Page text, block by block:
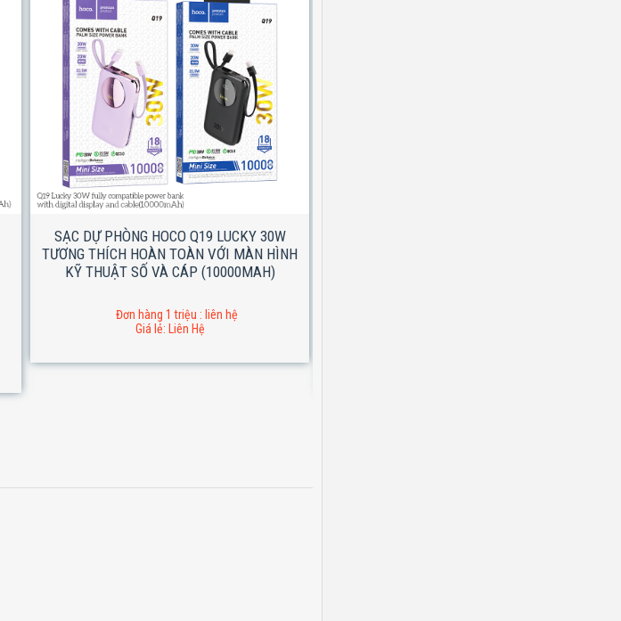
SẠC DỰ PHÒNG HOCO Q19 LUCKY 30W
TƯƠNG THÍCH HOÀN TOÀN VỚI MÀN HÌNH
KỸ THUẬT SỐ VÀ CÁP (10000MAH)
Đơn hàng 1 triệu : liên hệ
Giá lẻ: Liên Hệ